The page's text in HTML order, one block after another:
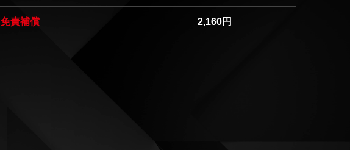
免責補償 2,160円